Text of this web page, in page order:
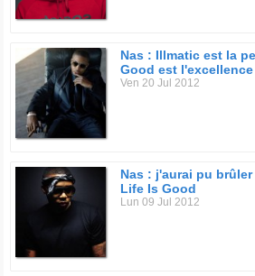
Nas : Illmatic est la
Good est l'excellence
Ven 20 Jul 2012
Nas : j'aurai pu
Life Is Good
Lun 09 Jul 2012